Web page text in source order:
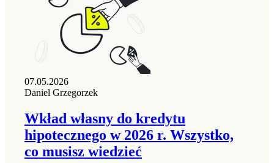
07.05.2026
Daniel Grzegorzek
Wkład własny do kredytu
hipotecznego w 2026 r. Wszystko,
co musisz wiedzieć